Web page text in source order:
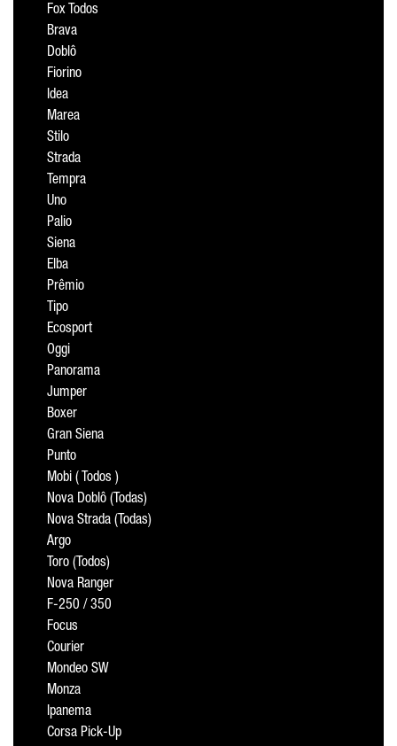
Fox Todos
Brava
Doblô
Fiorino
Idea
Marea
Stilo
Strada
Tempra
Uno
Palio
Siena
Elba
Prêmio
Tipo
Ecosport
Oggi
Panorama
Jumper
Boxer
Gran Siena
Punto
Mobi ( Todos )
Nova Doblô (Todas)
Nova Strada (Todas)
Argo
Toro (Todos)
Nova Ranger
F-250 / 350
Focus
Courier
Mondeo SW
Monza
Ipanema
Corsa Pick-Up